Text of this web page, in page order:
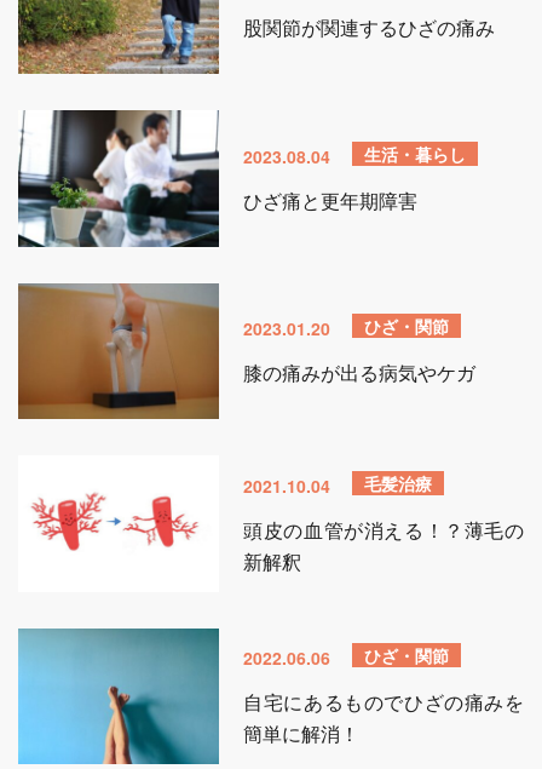
股関節が関連するひざの痛み
2023.08.04 生活・暮らし
ひざ痛と更年期障害
2023.01.20 ひざ・関節
膝の痛みが出る病気やケガ
2021.10.04 毛髪治療
頭皮の血管が消える！？薄毛の
新解釈
2022.06.06 ひざ・関節
自宅にあるものでひざの痛みを
簡単に解消！